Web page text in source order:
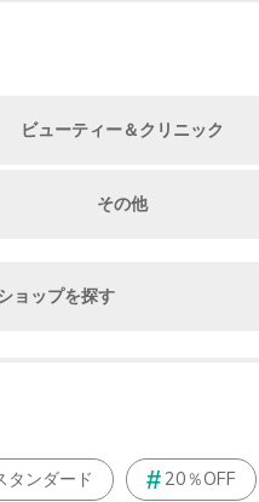
ビューティー＆クリニック
その他
ョップを探す
タンダード 20％OFF